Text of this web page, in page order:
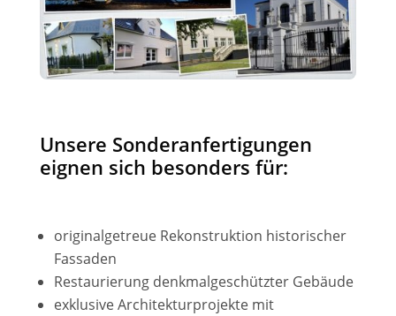
Unsere Sonderanfertigungen
eignen sich besonders für:
originalgetreue Rekonstruktion historischer
Fassaden
Restaurierung denkmalgeschützter Gebäude
exklusive Architekturprojekte mit